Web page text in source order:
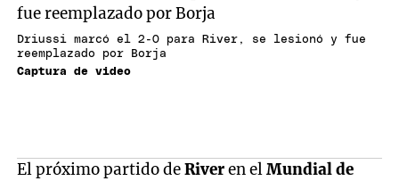
Driussi marcó el 2-0 para River, se lesionó y fue
reemplazado por Borja
Captura de video
El próximo partido deRiveren elMundial de